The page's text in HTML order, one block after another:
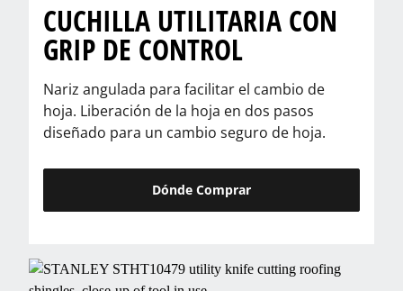
CUCHILLA UTILITARIA CON
GRIP DE CONTROL
Nariz angulada para facilitar el cambio de
hoja. Liberación de la hoja en dos pasos
diseñado para un cambio seguro de hoja.
Dónde Comprar